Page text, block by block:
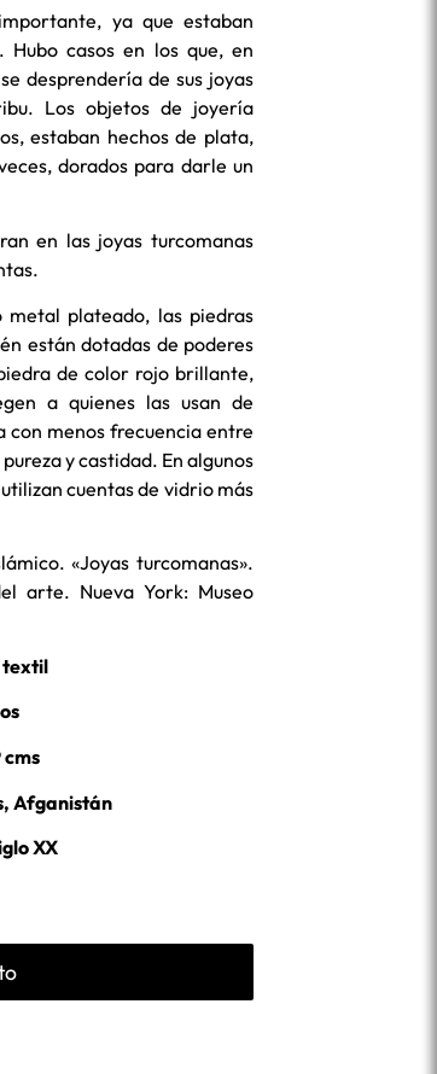
ya que estaban
Hubo casos en los que, en
desprendería de sus joyas
Los objetos de joyería
estaban hechos de plata,
dorados para darle un
en las joyas turcomanas
plateado, las piedras
están dotadas de poderes
de color rojo brillante,
a quienes las usan de
con menos frecuencia entre
y castidad. En algunos
cuentas de vidrio más
«Joyas turcomanas».
arte. Nueva York: Museo
textil
cms
Afganistán
XX